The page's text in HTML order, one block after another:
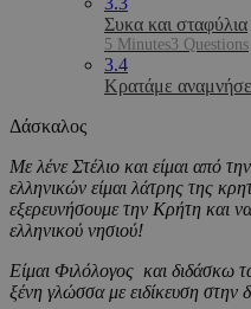
Συκα και σταφύλια
5 Minutes3 Questions
3.4
Κρατάμε
Δάσκαλος
Με λένε Στέλιο και είμαι από
ελληνικών είμαι λάτρης της
εξερευνήσουμε την Κρήτη και
ελληνικού νησιού!
Είμαι Φιλόλογος και διδάσκω
ξένη γλώσσα με ειδίκευση στην